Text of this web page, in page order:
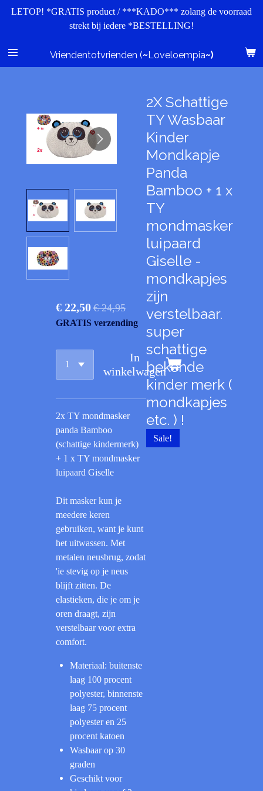
Ga
de
hoofdinhoud
Vriendentotvrienden (~Loveloempia~)
LETOP! *GRATIS product / ***KADO*** zolang de voorraad
strekt bij iedere *BESTELLING!
2X Schattige
TY Wasbaar
Kinder
Mondkapje
Panda
Bamboo + 1 x
TY
mondmasker
luipaard
Giselle -
mondkapjes
zijn
verstelbaar.
super
schattige
bekende
kinder merk (
mondkapjes
etc. ) !
Sale!
€ 22,50 € 24,95
GRATIS verzending
In
winkelwagen
2x TY mondmasker
panda Bamboo
(schattige kindermerk)
+ 1 x TY mondmasker
luipaard Giselle
Dit masker kun je
meedere keren
gebruiken, want je kunt
het uitwassen. Met
metalen neusbrug, zodat
'ie stevig op je neus
blijft zitten. De
elastieken, die je om je
oren draagt, zijn
verstelbaar voor extra
comfort.
Materiaal: buitenste
laag 100 procent
polyester, binnenste
laag 75 procent
polyester en 25
procent katoen
Wasbaar op 30
graden
Geschikt voor